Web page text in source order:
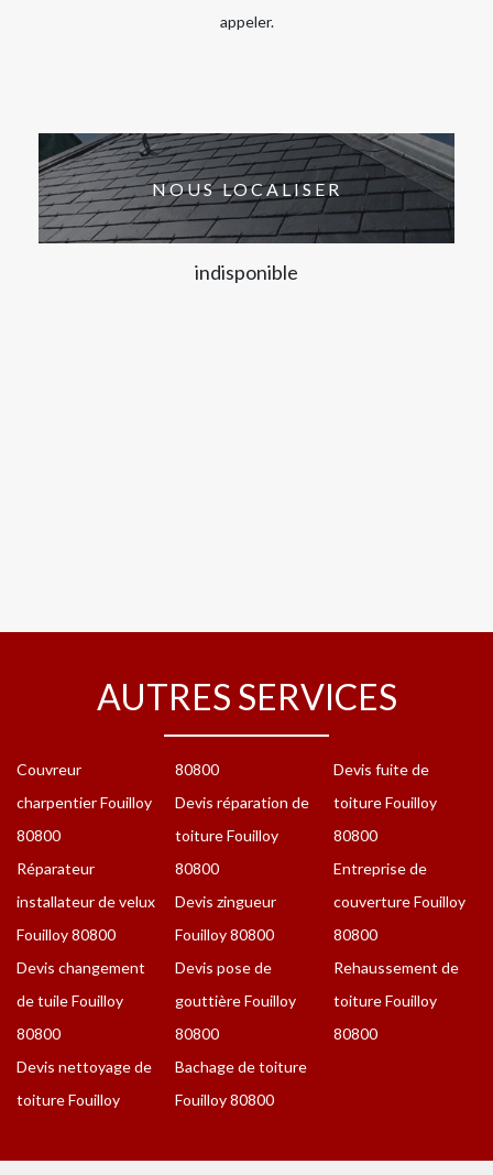
appeler.
NOUS LOCALISER
indisponible
AUTRES SERVICES
Couvreur
charpentier Fouilloy
80800
Réparateur
installateur de velux
Fouilloy 80800
Devis changement
de tuile Fouilloy
80800
Devis nettoyage de
toiture Fouilloy
80800
Devis réparation de
toiture Fouilloy
80800
Devis zingueur
Fouilloy 80800
Devis pose de
gouttière Fouilloy
80800
Bachage de toiture
Fouilloy 80800
Devis fuite de
toiture Fouilloy
80800
Entreprise de
couverture Fouilloy
80800
Rehaussement de
toiture Fouilloy
80800